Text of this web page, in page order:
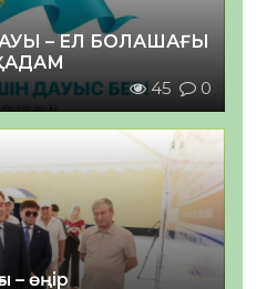
– ЕЛ БОЛАШАҒЫ
45 0
– өңір